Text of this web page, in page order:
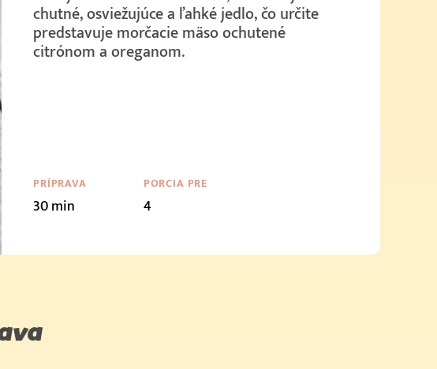
chutné, osviežujúce a ľahké jedlo, čo určite
predstavuje morčacie mäso ochutené
citrónom a oreganom.
PRÍPRAVA
30 min
PORCIA PRE
4